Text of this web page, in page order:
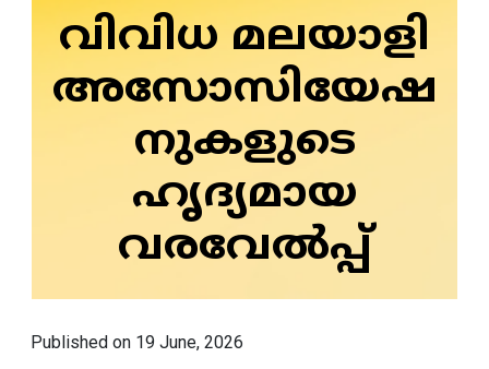
വിവിധ മലയാളി
അസോസിയേഷ
നുകളുടെ
ഹൃദ്യമായ
വരവേല്‍പ്പ്‌
Published on 19 June, 2026